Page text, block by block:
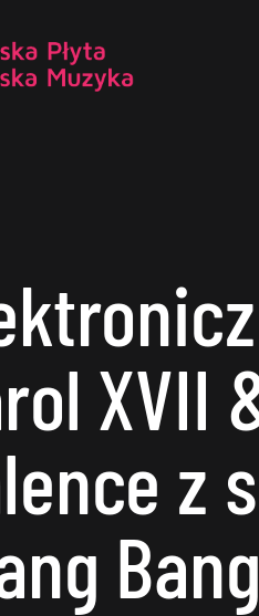
XVII
z